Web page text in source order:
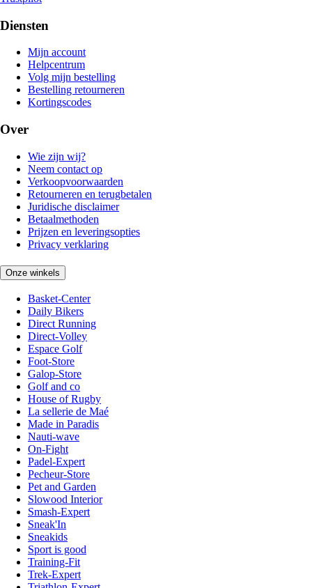
Diensten
Mijn account
Helpcentrum
Volg mijn bestelling
Bestelling retourneren
Kortingscodes
Over
Wie zijn wij?
Neem contact op
Verkoopvoorwaarden
Retourneren en terugbetalen
Juridische disclaimer
Betaalmethoden
Prijzen en leveringsopties
Privacy verklaring
Onze winkels
Basket-Center
Daily Bikers
Direct Running
Direct-Volley
Espace Golf
Foot-Store
Galop-Store
Golf and co
House of Rugby
La sellerie de Maé
Made in Paradis
Nauti-wave
On-Fight
Padel-Expert
Pecheur-Store
Pet and Garden
Slowood Interior
Smash-Expert
Sneak'In
Sneakids
Sport is good
Training-Fit
Trek-Expert